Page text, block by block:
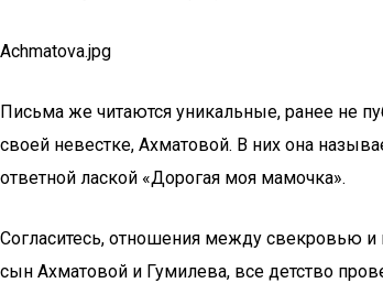
Achmatova.jpg
Письма же читаются уникальные, ранее не
своей невестке, Ахматовой. В них она
ответной лаской «Дорогая моя мамочка».
Согласитесь, отношения между свекровью и
сын Ахматовой и Гумилева, все детство